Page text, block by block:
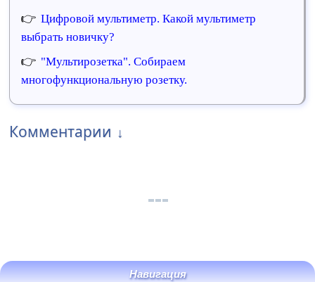
Цифровой мультиметр. Какой мультиметр
выбрать новичку?
"Мультирозетка". Собираем
многофункциональную розетку.
Комментарии
Навигация